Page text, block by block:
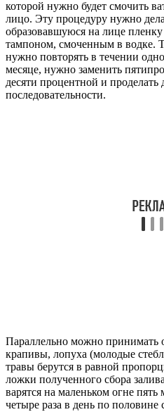
которой нужно будет смочить
лицо. Эту процедуру нужно
образовавшуюся на лице
тампоном, смоченным в водке.
нужно повторять в течении
месяце, нужно заменить
десяти процентной и проделать
последовательности.
Параллельно можно принимать
крапивы, лопуха (молодые
травы берутся в равной
ложки полученного сбора
варятся на маленьком огне
четыре раза в день по половине